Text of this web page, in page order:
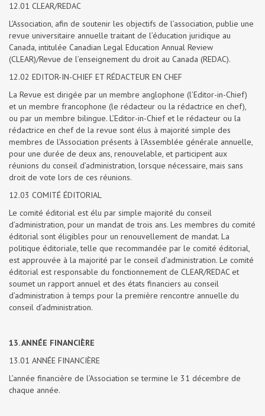
12.01 CLEAR/REDAC
L’Association, afin de soutenir les objectifs de l’association, publie une
revue universitaire annuelle traitant de l’éducation juridique au
Canada, intitulée Canadian Legal Education Annual Review
(CLEAR)/Revue de l’enseignement du droit au Canada (REDAC).
12.02 EDITOR-IN-CHIEF ET RÉDACTEUR EN CHEF
La Revue est dirigée par un membre anglophone (l’Editor-in-Chief)
et un membre francophone (le rédacteur ou la rédactrice en chef),
ou par un membre bilingue. L’Editor-in-Chief et le rédacteur ou la
rédactrice en chef de la revue sont élus à majorité simple des
membres de l’Association présents à l’Assemblée générale annuelle,
pour une durée de deux ans, renouvelable, et participent aux
réunions du conseil d’administration, lorsque nécessaire, mais sans
droit de vote lors de ces réunions.
12.03 COMITÉ ÉDITORIAL
Le comité éditorial est élu par simple majorité du conseil
d’administration, pour un mandat de trois ans. Les membres du comité
éditorial sont éligibles pour un renouvellement de mandat. La
politique éditoriale, telle que recommandée par le comité éditorial,
est approuvée à la majorité par le conseil d’administration. Le comité
éditorial est responsable du fonctionnement de CLEAR/REDAC et
soumet un rapport annuel et des états financiers au conseil
d’administration à temps pour la première rencontre annuelle du
conseil d’administration.
13. ANNÉE FINANCIÈRE
13.01 ANNÉE FINANCIÈRE
L’année financière de l’Association se termine le 31 décembre de
chaque année.